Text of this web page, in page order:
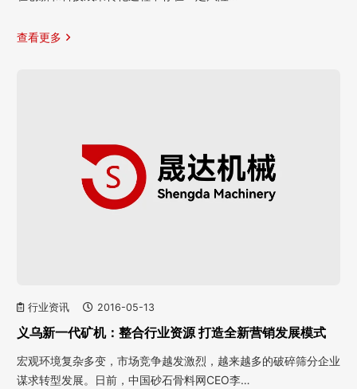
查看更多
行业资讯 2016-05-13
义乌新一代矿机：整合行业资源 打造全新营销发展模式
宏观环境复杂多变，市场竞争越发激烈，越来越多的破碎筛分企业
谋求转型发展。日前，中国砂石骨料网CEO李…